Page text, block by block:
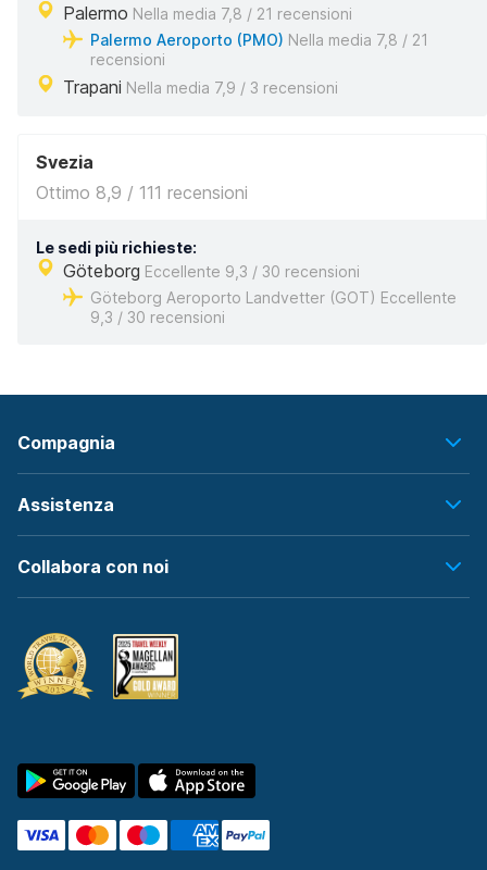
Palermo Nella media 7,8 / 21 recensioni
Palermo Aeroporto (PMO) Nella media 7,8 / 21
recensioni
Trapani Nella media 7,9 / 3 recensioni
Svezia
Ottimo 8,9 / 111 recensioni
Le sedi più richieste:
Göteborg Eccellente 9,3 / 30 recensioni
Göteborg Aeroporto Landvetter (GOT) Eccellente
9,3 / 30 recensioni
Compagnia
Assistenza
Collabora con noi